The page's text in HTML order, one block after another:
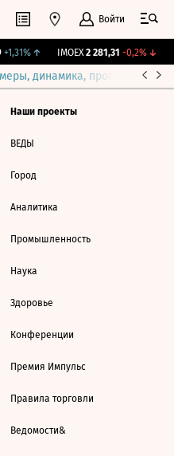
Войти
+1,31%↑ IMOEX 2 281,31 -0,2%↓
динамика, прогнозы
Наши проекты
ВЕДЫ
Город
Аналитика
Промышленность
Наука
Здоровье
Конференции
Премия Импульс
Правила торговли
Ведомости&